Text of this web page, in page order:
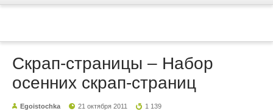
Скрап-страницы – Набор
осенних скрап-страниц
Egoistochka 21 октября 2011 1 139